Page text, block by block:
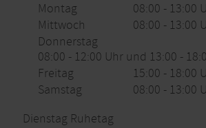
Montag
08:00 - 13:00
Mittwoch
08:00 - 13:00
Donnerstag
08:00 - 12:00 Uhr und 13:00 -
Freitag
15:00 - 18:00
Samstag
08:00 - 13:00
Dienstag Ruhetag